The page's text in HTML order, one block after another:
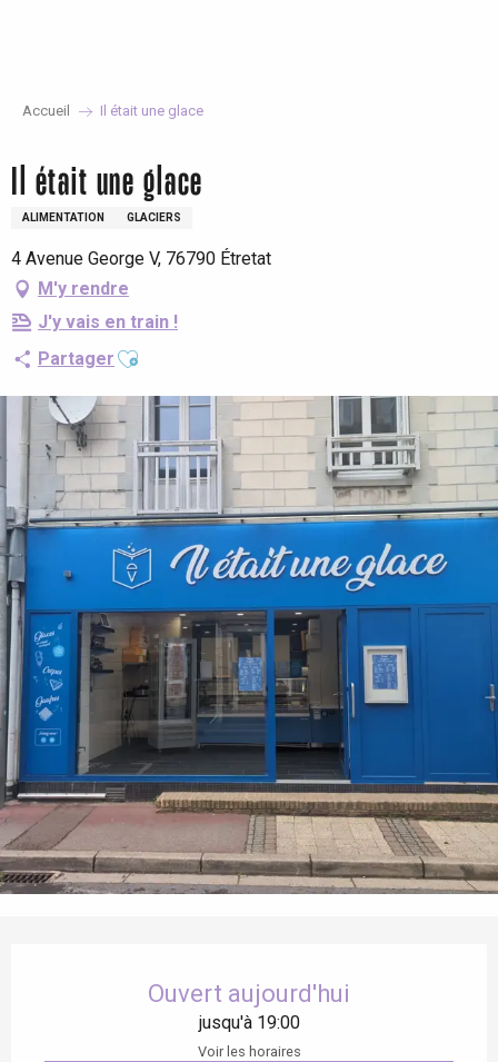
Accueil Il était une glace
Il était une glace
ALIMENTATION GLACIERS
4 Avenue George V, 76790 Étretat
M'y rendre
J'y vais en train !
Partager Ajouter aux favoris
Ouvert aujourd'hui
jusqu'à 19:00
Voir les horaires